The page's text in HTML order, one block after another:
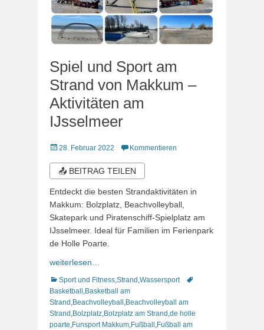
Spiel und Sport am
Strand von Makkum –
Aktivitäten am
IJsselmeer
Veröffentlicht
28. Februar 2022 Kommentieren
📤 BEITRAG TEILEN
Entdeckt die besten Strandaktivitäten in
Makkum: Bolzplatz, Beachvolleyball,
Skatepark und Piratenschiff-Spielplatz am
IJsselmeer. Ideal für Familien im Ferienpark
de Holle Poarte.
weiterlesen…
Kategorien
Sport und Fitness Strand Wassersport
Schlagworte
Basketball Basketball am
Strand Beachvolleyball Beachvolleyball am
Strand Bolzplatz Bolzplatz am Strand de holle
poarte Funsport Makkum Fußball Fußball am